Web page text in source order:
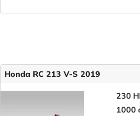
Honda RC 213 V-S 2019
230
1000